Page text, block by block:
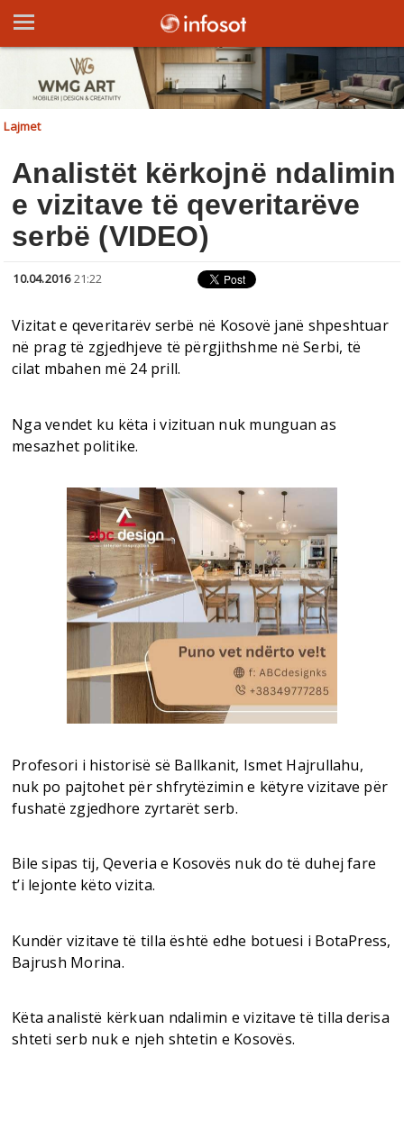
Lajmet
Analistët kërkojnë ndalimin
e vizitave të qeveritarëve
serbë (VIDEO)
10.04.201621:22
Vizitat e qeveritarëv serbë në Kosovë janë shpeshtuar
në prag të zgjedhjeve të përgjithshme në Serbi, të
cilat mbahen më 24 prill.
Nga vendet ku këta i vizituan nuk munguan as
mesazhet politike.
Profesori i historisë së Ballkanit, Ismet Hajrullahu,
nuk po pajtohet për shfrytëzimin e këtyre vizitave për
fushatë zgjedhore zyrtarët serb.
Bile sipas tij, Qeveria e Kosovës nuk do të duhej fare
t’i lejonte këto vizita.
Kundër vizitave të tilla është edhe botuesi i BotaPress,
Bajrush Morina.
Këta analistë kërkuan ndalimin e vizitave të tilla derisa
shteti serb nuk e njeh shtetin e Kosovës.